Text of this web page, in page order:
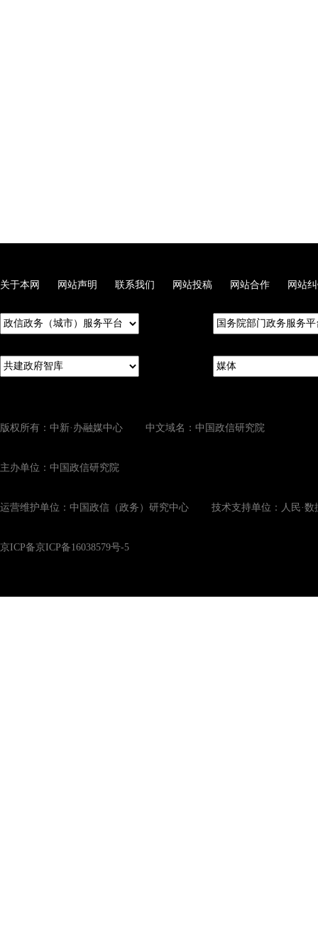
关于本网 网站声明 联系我们 网站投稿 网站合作 网站
版权所有：中新·办融媒中心 中文域名：中国政信研究院
主办单位：中国政信研究院
运营维护单位：中国政信（政务）研究中心 技术支持单位：人民·数
京ICP备京ICP备16038579号-5